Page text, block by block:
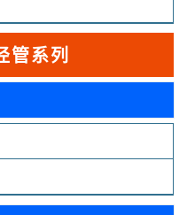
管系列